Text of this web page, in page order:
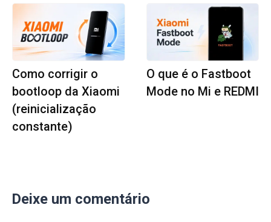
Como corrigir o
bootloop da Xiaomi
(reinicialização
constante)
O que é o Fastboot
Mode no Mi e REDMI
Deixe um comentário